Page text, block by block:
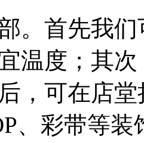
首先我们
温度；其
，可在店
、彩带等